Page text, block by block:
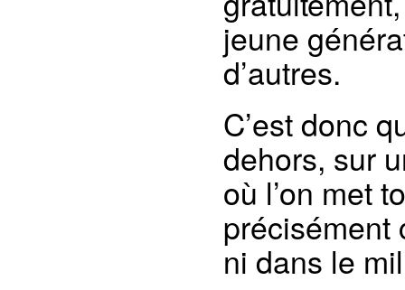
jeune
d’autres.
C’est donc
dehors, sur
où l’on met
précisément
ni dans le